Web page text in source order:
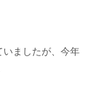
ましたが、今年